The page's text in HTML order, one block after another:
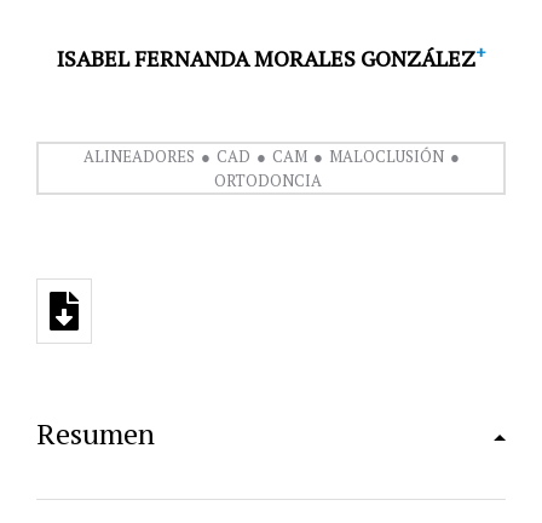
ISABEL FERNANDA MORALES GONZÁLEZ+
ALINEADORES CAD CAM
MALOCLUSIÓN
ORTODONCIA
Resumen